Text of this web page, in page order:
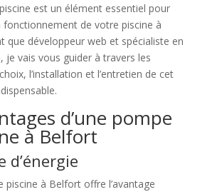
est un élément essentiel pour
fonctionnement de votre piscine à
que développeur web et spécialiste en
je vais vous guider à travers les
l’installation et l’entretien de cet
d’une pompe
à Belfort
d’énergie
piscine à Belfort offre l’avantage